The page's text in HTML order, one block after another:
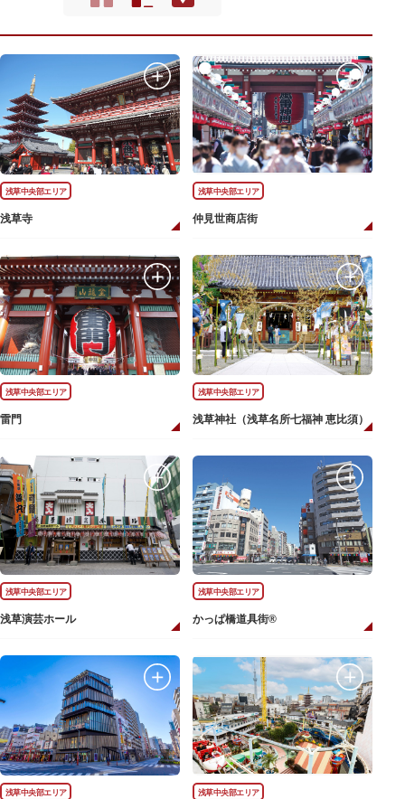
浅草中央部エリア
浅草寺
浅草中央部エリア
仲見世商店街
浅草中央部エリア
雷門
浅草中央部エリア
浅草神社（浅草名所七福神 恵比須）
浅草中央部エリア
浅草演芸ホール
浅草中央部エリア
かっぱ橋道具街®
浅草中央部エリア 浅草中央部エリア